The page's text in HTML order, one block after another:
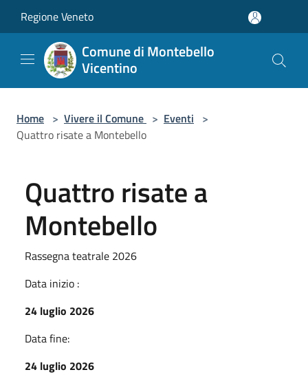
Regione Veneto
Comune di Montebello
Vicentino
Home > Vivere il Comune > Eventi >
Quattro risate a Montebello
Quattro risate a
Montebello
Rassegna teatrale 2026
Data inizio :
24 luglio 2026
Data fine:
24 luglio 2026